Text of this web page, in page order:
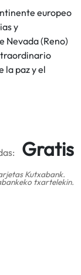
europeo
y
Nevada (Reno)
la paz y el
Gratis
Kutxabank.
txartelekin.